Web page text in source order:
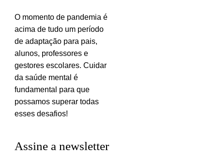
O momento de pandemia é
acima de tudo um período
de adaptação para pais,
alunos, professores e
gestores escolares. Cuidar
da saúde mental é
fundamental para que
possamos superar todas
esses desafios!
Assine a newsletter